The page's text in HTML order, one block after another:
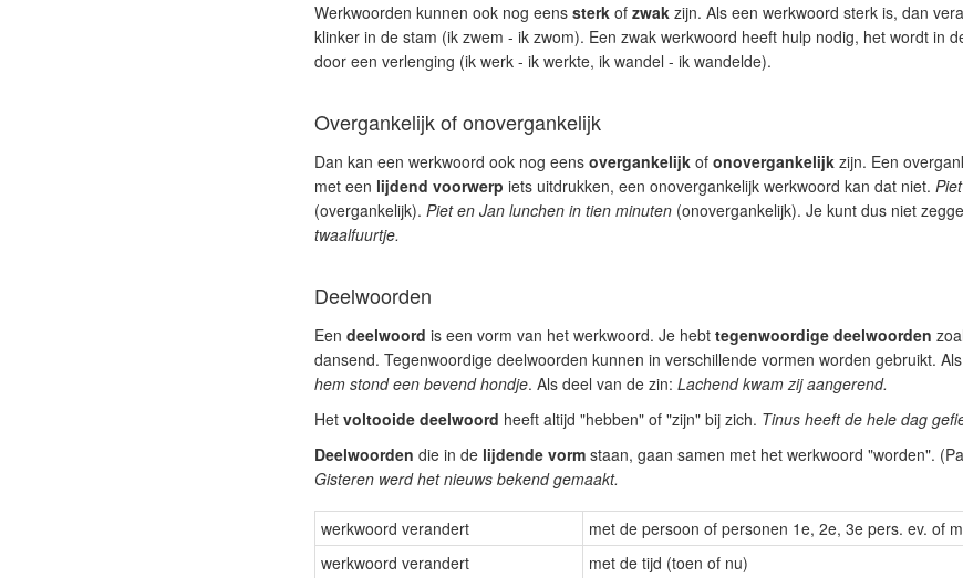
Werkwoorden kunnen ook nog eens sterkof zwakzijn. Als een werkwoord sterk is, dan
klinker in de stam (ik zwem - ik zwom). Een zwak werkwoord heeft hulp nodig, het wordt in
door een verlenging (ik werk - ik werkte, ik wandel - ik wandelde).
Overgankelijk of onovergankelijk
Dan kan een werkwoord ook nog eens overgankelijkof onovergankelijkzijn. Een
met een lijdend voorwerp iets uitdrukken, een onovergankelijk werkwoord kan dat niet.
(overgankelijk). Piet en Jan lunchen in tien minuten(onovergankelijk). Je kunt dus niet
twaalfuurtje.
Deelwoorden
Een deelwoord is een vorm van het werkwoord. Je hebt tegenwoordige deelwoorden
dansend. Tegenwoordige deelwoorden kunnen in verschillende vormen worden gebruikt.
hem stond een bevend hondje. Als deel van de zin: Lachend kwam zij aangerend.
Het voltooide deelwoord heeft altijd "hebben" of "zijn" bij zich. Tinus heeft de hele dag
Deelwoorden die in de lijdende vormstaan, gaan samen met het werkwoord "worden".
Gisteren werd het nieuws bekend gemaakt.
werkwoord verandert
met de persoon of personen 1e, 2e, 3e pers. ev. of
werkwoord verandert
met de tijd (toen of nu)